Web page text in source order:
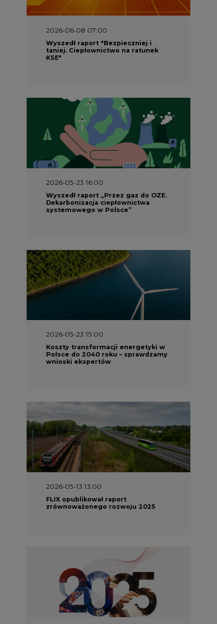
taniej. Ciepłownictwo na ratunek
2026-05-23 16:00
Wyszedł raport „Przez gaz do OZE.
Dekarbonizacja ciepłownictwa
systemowego w Polsce”
Koszty transformacji energetyki w
Polsce do 2040 roku – sprawdzamy
2026-05-13 13:00
FLIX opublikował raport
zrównoważonego rozwoju 2025
2026-05-11 10:30
Emitel prezentuje Raport ESG za
2025 rok